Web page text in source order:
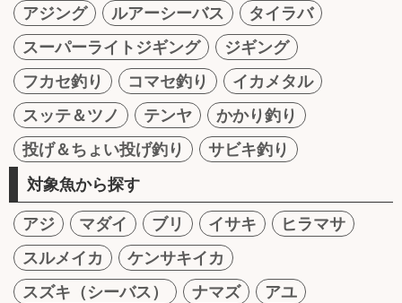
アジング ルアーシーバス
タイラバ
スーパーライトジギング
ジギング
フカセ釣り
コマセ釣り
イカメタル
スッテ＆ツノ
テンヤ
かかり釣り
投げ＆ちょい投げ釣り
サビキ釣り
対象魚から探す
アジ マダイ ブリ イサキ
ヒラマサ
スルメイカ
ケンサキイカ
スズキ（シーバス）
ナマズ
アユ